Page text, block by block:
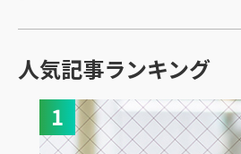
人気記事ランキング